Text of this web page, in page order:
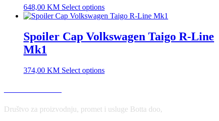
648,00 KM Select options
Spoiler Cap Volkswagen Taigo R-Line
Mk1
374,00 KM Select options
Društvo za proizvodnju, promet i usluge Botta doo,